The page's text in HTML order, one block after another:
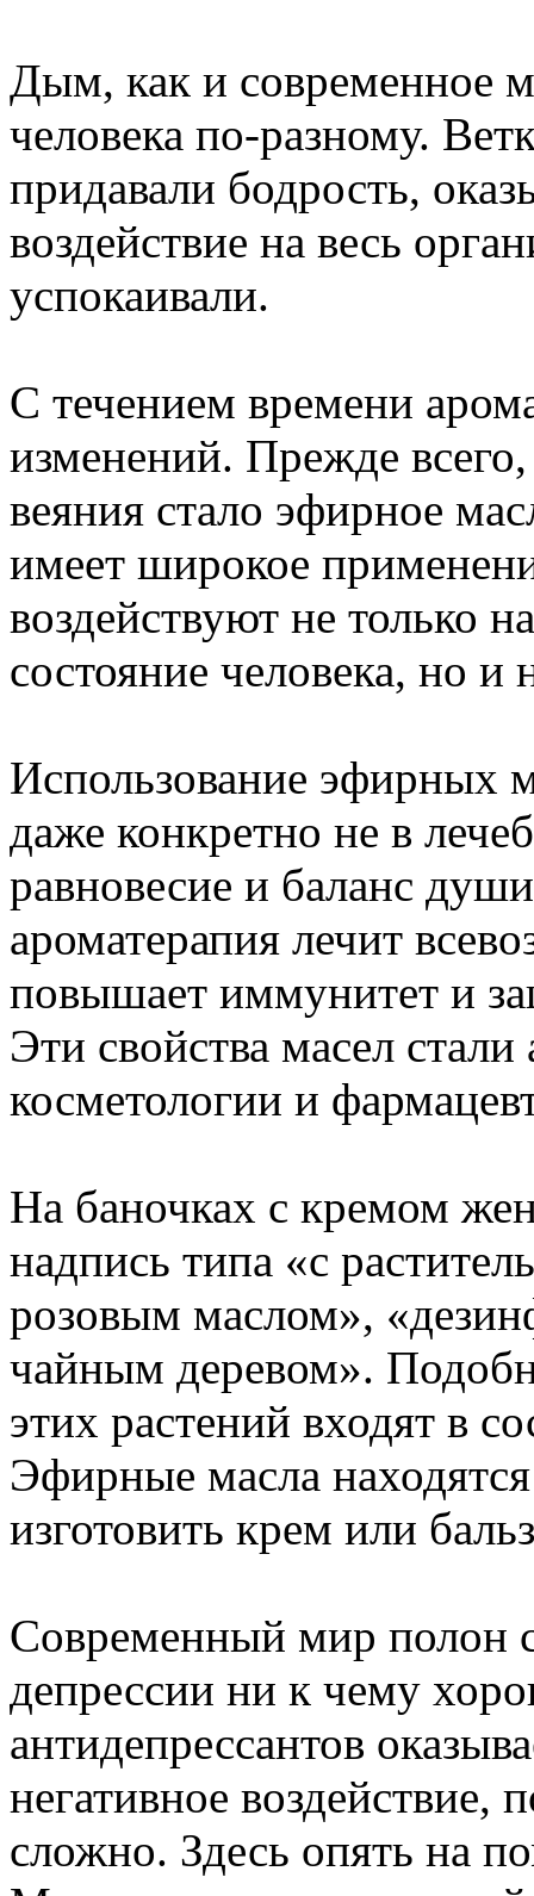
Дым, как и современное
человека по-разному.
придавали бодрость,
воздействие на весь
успокаивали.
С течением времени
изменений. Прежде
веяния стало эфирное
имеет широкое
воздействуют не только
состояние человека, но и
Использование эфирных
даже конкретно не в
равновесие и баланс
ароматерапия лечит
повышает иммунитет и
Эти свойства масел стали
косметологии и
На баночках с кремом
надпись типа «с
розовым маслом»,
чайным деревом».
этих растений входят в
Эфирные масла
изготовить крем или
Современный мир полон
депрессии ни к чему
антидепрессантов
негативное воздействие,
сложно. Здесь опять на